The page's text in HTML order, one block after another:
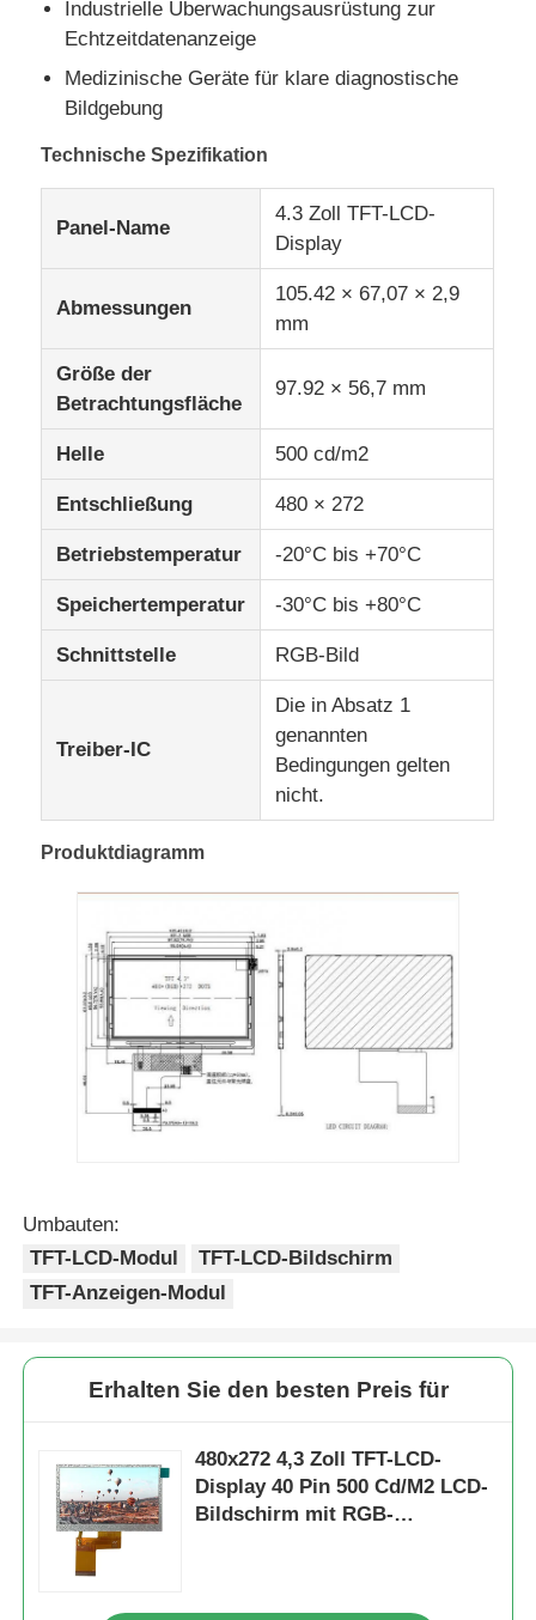
Portabler LCD-Monitor
Auto LCD-Anzeige
Kreisförmiger LCD-Bildschirm
Lcd-Touch Screen Platte
UART-LCD-Display
E Papierbildschirm
Monochrome Bildschirm
ZAHN LCD-Modul
Anzeige STN LCD
VLCD-Bildschirm
Kundenspezifisches lcd-Anzeigenmodul
Industrielle Überwachungsausrüstung zur
Echtzeitdatenanzeige
Medizinische Geräte für klare diagnostische
Bildgebung
Technische Spezifikation
Panel-Name
4.3 Zoll TFT-LCD-
Display
Abmessungen
105.42 × 67,07 × 2,9
mm
Größe der
Betrachtungsfläche
97.92 × 56,7 mm
Helle 500 cd/m2
Entschließung 480 × 272
Betriebstemperatur -20°C bis +70°C
Speichertemperatur -30°C bis +80°C
Schnittstelle RGB-Bild
Treiber-IC
Die in Absatz 1
genannten
Bedingungen gelten
nicht.
Produktdiagramm
Umbauten:
TFT-LCD-Modul
TFT-LCD-Bildschirm
TFT-Anzeigen-Modul
Erhalten Sie den besten Preis für
480x272 4,3 Zoll TFT-LCD-
Display 40 Pin 500 Cd/M2 LCD-
Bildschirm mit RGB-